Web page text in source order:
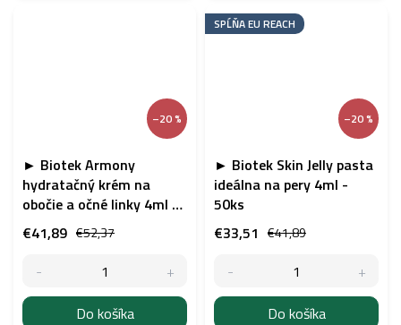
–20 %
► Biotek Armony
hydratačný krém na
obočie a očné linky 4ml -
50ks
€52,37
€41,89
Do košíka
SPĹŇA EU REACH
–20 %
► Biotek Skin Jelly pasta
ideálna na pery 4ml -
50ks
€41,89
€33,51
Do košíka